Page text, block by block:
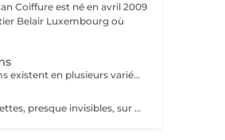
Coiffure est né en avril 2009
Belair Luxembourg où
Les Cheveux naturelles de Hairdreams existent en plusieurs variétés et qualités Venez au salon pour votre devis gratuit
Les MicroLines sont des micro-chaînettes, presque invisibles, sur lesquelles sont noués à la main des cheveux Hairdreams. Une fois la couleur et la structure choisies, elles sont fixées à vos cheveux et s´intègrent discrètement, dans une harmonie parfaite à la chevelure. Les microlines sont disponibles à partir de 1750 Euro